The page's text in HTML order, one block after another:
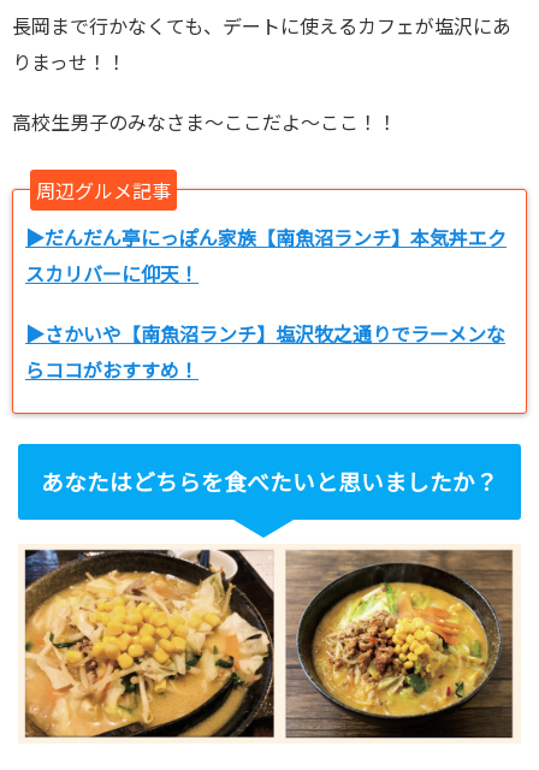
長岡まで行かなくても、デートに使えるカフェが塩沢にあ
りまっせ！！
高校生男子のみなさま〜ここだよ〜ここ！！
周辺グルメ記事
▶だんだん亭にっぽん家族【南魚沼ランチ】本気丼エク
スカリバーに仰天！
▶さかいや【南魚沼ランチ】塩沢牧之通りでラーメンな
らココがおすすめ！
あなたはどちらを食べたいと思いましたか？